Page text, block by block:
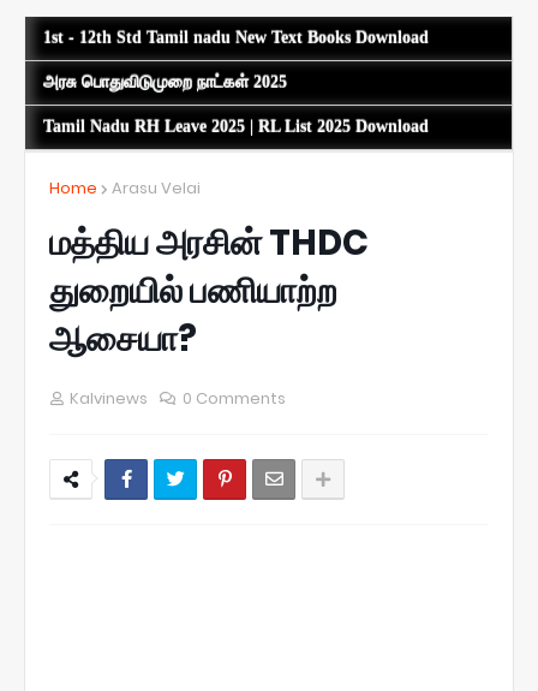
1st - 12th Std Tamil nadu New Text Books Download
அரசு பொதுவிடுமுறை நாட்கள் 2025
Tamil Nadu RH Leave 2025 | RL List 2025 Download
Home Arasu Velai
மத்திய அரசின் THDC
துறையில் பணியாற்ற
ஆசையா?
Kalvinews 0 Comments